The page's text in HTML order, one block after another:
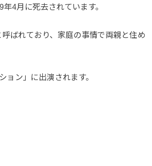
4月に死去されています。
ばれており、家庭の事情で両親と住め
ン」に出演されます。